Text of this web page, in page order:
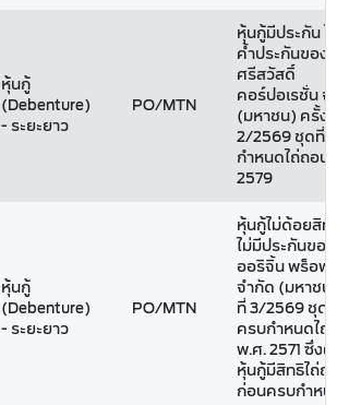
หุ้นกู้
(Debenture)
- ระยะยาว
PO/MTN
หุ้นกู้มีประกัน
ค้ำประกันของ
ศรีสวัสดิ์
คอร์ปอเรชั่น
(มหาชน) ครั้งที่
2/2569 ชุดที่
กำหนดไถ่ถอน
2579
หุ้นกู้
(Debenture)
- ระยะยาว
PO/MTN
หุ้นกู้ไม่ด้อยสิท
ไม่มีประกันขอ
ออริจิ้น พร็อพ
จำกัด (มหาชน
ที่ 3/2569 ชุด
ครบกำหนดไถ่
พ.ศ. 2571 ซึ่ง
หุ้นกู้มีสิทธิไถ่ถ
ก่อนครบกำห